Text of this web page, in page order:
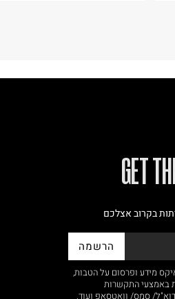
בקרוב אצלכם
הרשמה
מידע ופרסום על הטבות,
באמצעי התקשרות
דוא"ל/ סמס/ וואטסאפ ועוד.